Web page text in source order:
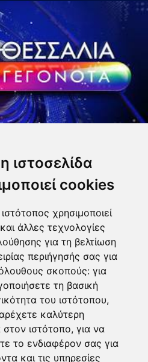
ιστοσελίδα
cookies
χρησιμοποιεί
άλλες τεχνολογίες
για τη βελτίωση
περιήγησής σας για
σκοπούς: για
τη βασική
του ιστότοπου,
καλύτερη
στον ιστότοπο, για να
το ενδιαφέρον σας για
και τις υπηρεσίες
07 08 2026
|SNG Services
Χρήσης |Δήλωση
|
Περιεχόμενο
για τα Cookies
με τη σύσταση (ΕΕ)
|Ταυτότητα
|WEB TV| LIVE